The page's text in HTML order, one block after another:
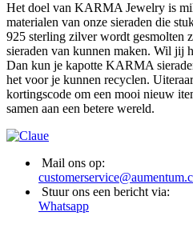
Het doel van KARMA Jewelry is
materialen van onze sieraden die
925 sterling zilver wordt gesmolten
sieraden van kunnen maken. Wil jij
Dan kun je kapotte KARMA
het voor je kunnen recyclen.
kortingscode om een mooi nieuw
samen aan een betere wereld.
Mail ons op:
Stuur ons een bericht via:
Whatsapp